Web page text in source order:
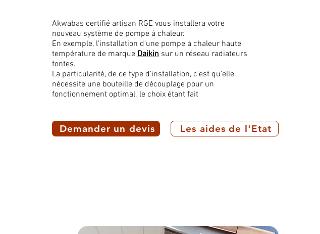
Akwabas certifié artisan RGE vous installera votre
nouveau système de pompe à chaleur.
En exemple, l'installation d'une pompe à chaleur haute
température de marque Daikin sur un réseau radiateurs
fontes.
La particularité, de ce type d'installation, c'est qu'elle
nécessite une bouteille de découplage pour un
fonctionnement optimal. le choix étant fait
Demander un devis Les aides de l'Etat